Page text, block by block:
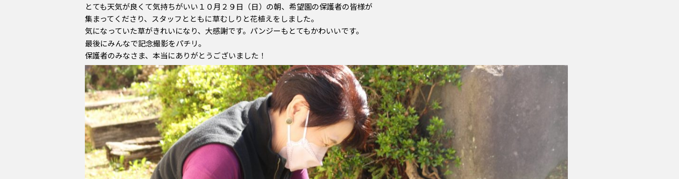
とても天気が良くて気持ちがいい１０月２９日（日）の朝、希望園の保護者の皆様が
集まってくださり、スタッフとともに草むしりと花植えをしました。
気になっていた草がきれいになり、大感謝です。パンジーもとてもかわいいです。
最後にみんなで記念撮影をパチリ。
保護者のみなさま、本当にありがとうございました！